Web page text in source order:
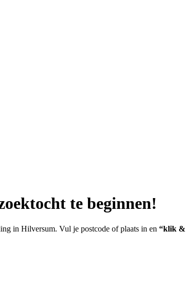
te beginnen!
in Hilversum. Vul je postcode of plaats in en “klik &